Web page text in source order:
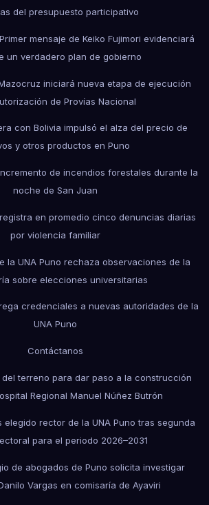
del presupuesto participativo
mensaje de Keiko Fujimori evidenciará
un verdadero plan de gobierno
iniciará nueva etapa de ejecución
de Provías Nacional
con Bolivia impulsó el alza del precio de
y otros productos en Puno
de incendios forestales durante la
noche de San Juan
en promedio cinco denuncias diarias
por violencia familiar
la UNA Puno rechaza observaciones de la
sobre elecciones universitarias
credenciales a nuevas autoridades de la
UNA Puno
Contáctanos
terreno para dar paso a la construcción
Regional Manuel Núñez Butrón
elegido rector de la UNA Puno tras segunda
para el periodo 2026–2031
de abogados de Puno solicita investigar
Vargas en comisaría de Ayaviri